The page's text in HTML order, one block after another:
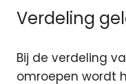
Verdeling
Bij de verdeling
omroepen wordt